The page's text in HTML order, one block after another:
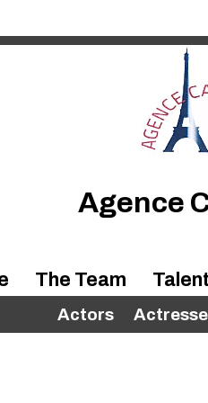
Agence
The Team
Actors